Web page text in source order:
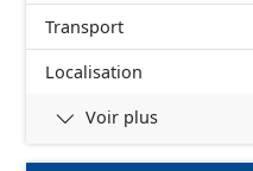
Transport
Localisation
Voir plus